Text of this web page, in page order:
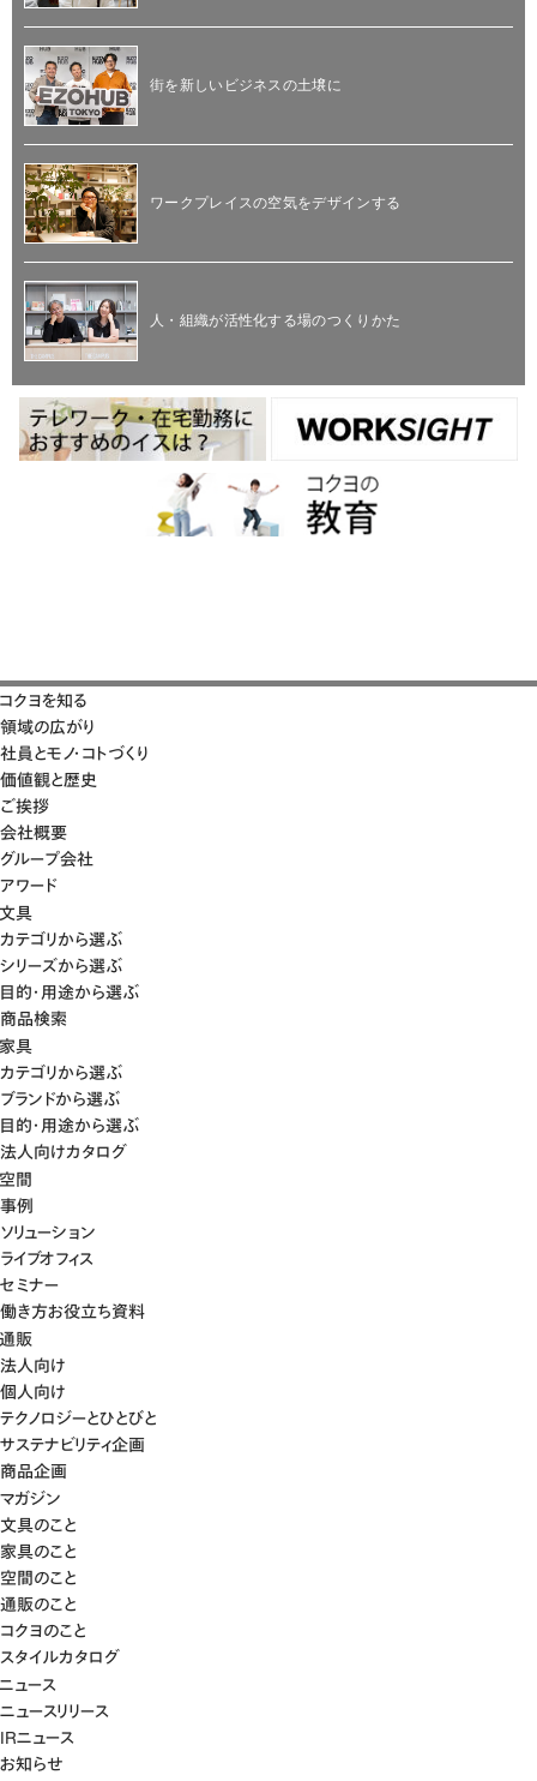
街を新しいビジネスの土壌に
ワークプレイスの空気をデザインする
人・組織が活性化する場のつくりかた
コクヨを知る
領域の広がり
社員とモノ・コトづくり
価値観と歴史
ご挨拶
会社概要
グループ会社
アワード
文具
カテゴリから選ぶ
シリーズから選ぶ
目的・用途から選ぶ
商品検索
家具
カテゴリから選ぶ
ブランドから選ぶ
目的・用途から選ぶ
法人向けカタログ
空間
事例
ソリューション
ライブオフィス
セミナー
働き方お役立ち資料
通販
法人向け
個人向け
テクノロジーとひとびと
サステナビリティ企画
商品企画
マガジン
文具のこと
家具のこと
空間のこと
通販のこと
コクヨのこと
スタイルカタログ
ニュース
ニュースリリース
IRニュース
お知らせ